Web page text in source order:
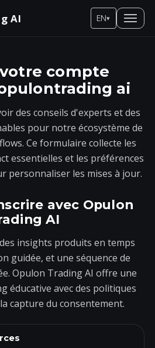
AI EN▾
compte
ai
des conseils d'experts et des
pour notre écosystème de
Ce formulaire collecte les
essentielles et les préférences
personnaliser les mises à jour.
avec Opulon
AI
insights produits en temps
guidée, et une séquence de
Opulon Trading AI offre une
éducative avec des politiques
capture du consentement.